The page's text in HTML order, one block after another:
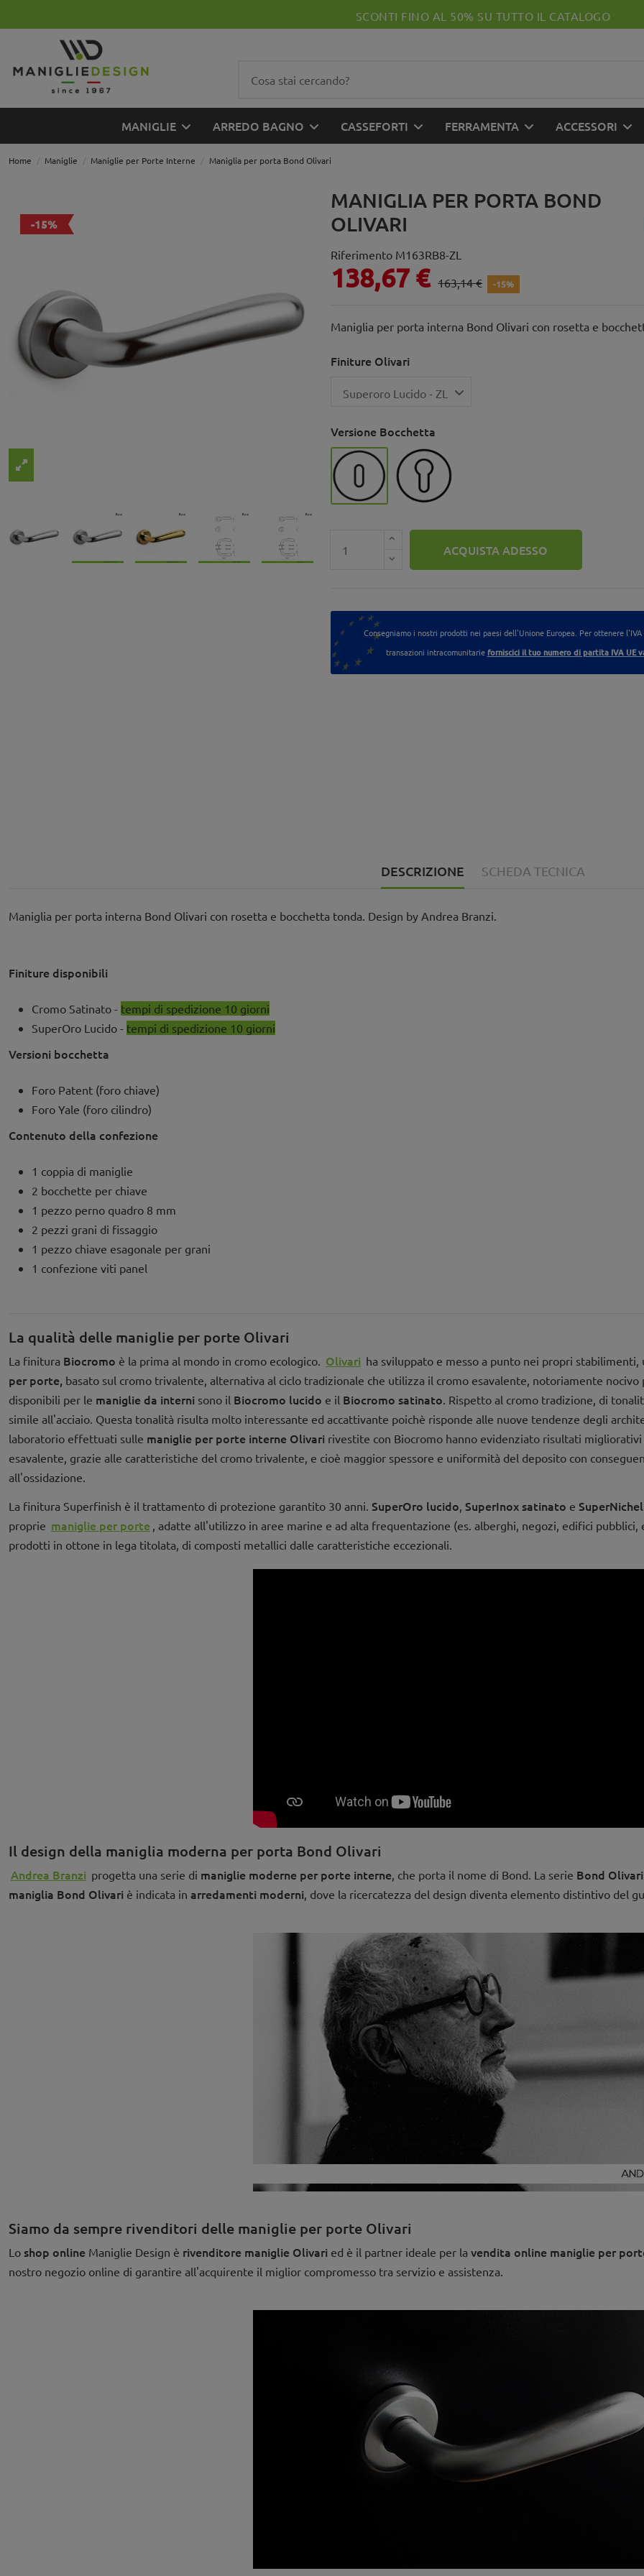
SCONTI FINO AL 50% SU TUTTO IL CATALOGO
MANIGLIE ARREDO BAGNO CASSEFORTI FERRAMENTA ACCESSORI
Home Maniglie Maniglie per Porte Interne Maniglia per porta Bond Olivari
-15%
MANIGLIA PER PORTA BOND
OLIVARI
Riferimento M163RB8-ZL
138,67 € 163,14 € -15%
Maniglia per porta interna Bond Olivari con rosetta e
Finiture Olivari
Versione Bocchetta
Foro Patent (foro chiave)Foro Yale (foro cilindro)
ACQUISTA ADESSO
Consegniamo i nostri prodotti nei paesi dell'Unione Europea. Per ottenere l'IVA
transazioni intracomunitarie forniscici il tuo numero di partita IVA UE
DESCRIZIONE SCHEDA TECNICA
Maniglia per porta interna Bond Olivari con rosetta e bocchetta tonda. Design by Andrea Branzi.
Finiture disponibili
Cromo Satinato - tempi di spedizione 10 giorni
SuperOro Lucido - tempi di spedizione 10 giorni
Versioni bocchetta
Foro Patent (foro chiave)
Foro Yale (foro cilindro)
Contenuto della confezione
1 coppia di maniglie
2 bocchette per chiave
1 pezzo perno quadro 8 mm
2 pezzi grani di fissaggio
1 pezzo chiave esagonale per grani
1 confezione viti panel
La qualità delle maniglie per porte Olivari
La finitura Biocromo è la prima al mondo in cromo ecologico. Olivari ha sviluppato e messo a punto nei propri
per porte, basato sul cromo trivalente, alternativa al ciclo tradizionale che utilizza il cromo esavalente, notoriamente
disponibili per le maniglie da interni sono il Biocromo lucido e il Biocromo satinato . Rispetto al cromo tradizione, di
simile all'acciaio. Questa tonalità risulta molto interessante ed accattivante poichè risponde alle nuove tendenze degli
laboratorio effettuati sulle maniglie per porte interne Olivari rivestite con Biocromo hanno evidenziato risultati
esavalente, grazie alle caratteristiche del cromo trivalente, e cioè maggior spessore e uniformità del deposito con
all'ossidazione.
La finitura Superfinish è il trattamento di protezione garantito 30 anni. SuperOro lucido SuperInox satinato e
proprie maniglie per porte , adatte all'utilizzo in aree marine e ad alta frequentazione (es. alberghi, negozi, edifici
prodotti in ottone in lega titolata, di composti metallici dalle caratteristiche eccezionali.
Il design della maniglia moderna per porta Bond Olivari
Andrea Branzi progetta una serie di maniglie moderne per porte interne , che porta il nome di Bond. La serie Bond Olivari
maniglia Bond Olivari è indicata in arredamenti moderni , dove la ricercatezza del design diventa elemento distintivo del
Siamo da sempre rivenditori delle maniglie per porte Olivari
Lo shop online Maniglie Design è rivenditore maniglie Olivari ed è il partner ideale per la vendita online maniglie per
nostro negozio online di garantire all'acquirente il miglior compromesso tra servizio e assistenza.